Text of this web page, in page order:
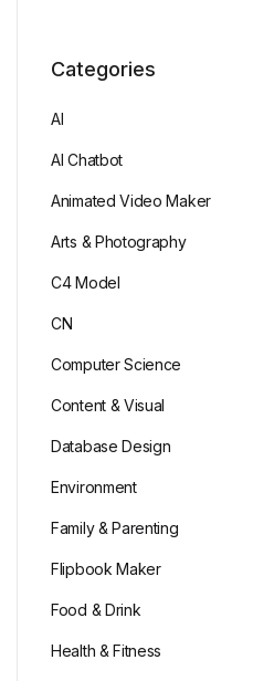
Categories
AI
AI Chatbot
Animated Video Maker
Arts & Photography
C4 Model
CN
Computer Science
Content & Visual
Database Design
Environment
Family & Parenting
Flipbook Maker
Food & Drink
Health & Fitness